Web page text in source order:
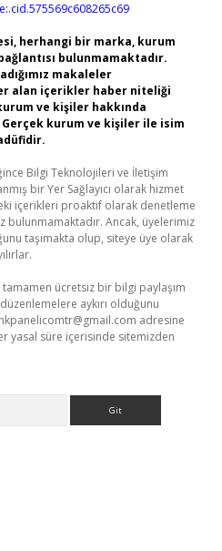
herhangi bir marka, kurum
bulunmamaktadır.
makaleler
alan içerikler haber niteliği
ve kişiler hakkında
Gerçek kurum ve kişiler ile isim
Bilgi Teknolojileri ve İletişim
bir Yer Sağlayıcı olarak hizmet
içerikleri proaktif olarak denetleme
bulunmamaktadır. Ancak, üyelerimiz
taşımakta olup, siteye üye olarak
tamamen ücretsiz bir bilgi paylaşım
aykırı olduğunu
adresine
yasal süre içerisinde sitemizden